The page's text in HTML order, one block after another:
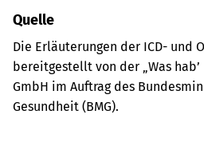
Quelle
Die Erläuterungen der ICD- und
bereitgestellt von der „Was
GmbH im Auftrag des
Gesundheit (BMG).